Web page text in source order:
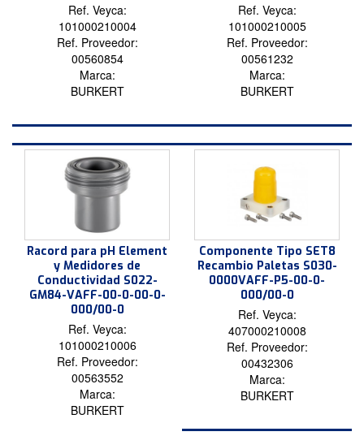
Ref. Veyca:
101000210004
Ref. Proveedor:
00560854
Marca:
BURKERT
Ref. Veyca:
101000210005
Ref. Proveedor:
00561232
Marca:
BURKERT
Racord para pH Element
y Medidores de
Conductividad S022-
GM84-VAFF-00-0-00-0-
000/00-0
Ref. Veyca:
101000210006
Ref. Proveedor:
00563552
Marca:
BURKERT
Componente Tipo SET8
Recambio Paletas S030-
0000VAFF-P5-00-0-
000/00-0
Ref. Veyca:
407000210008
Ref. Proveedor:
00432306
Marca:
BURKERT